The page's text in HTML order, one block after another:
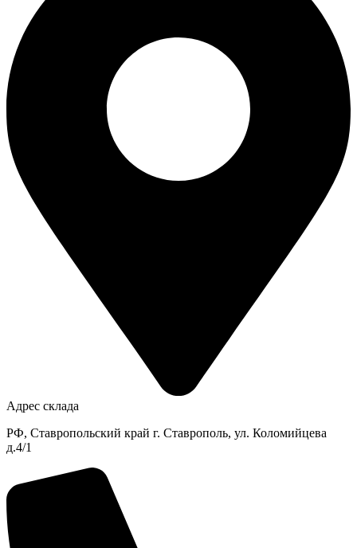
Адрес склада
РФ, Ставропольский край г. Ставрополь, ул. Коломийцева
д.4/1